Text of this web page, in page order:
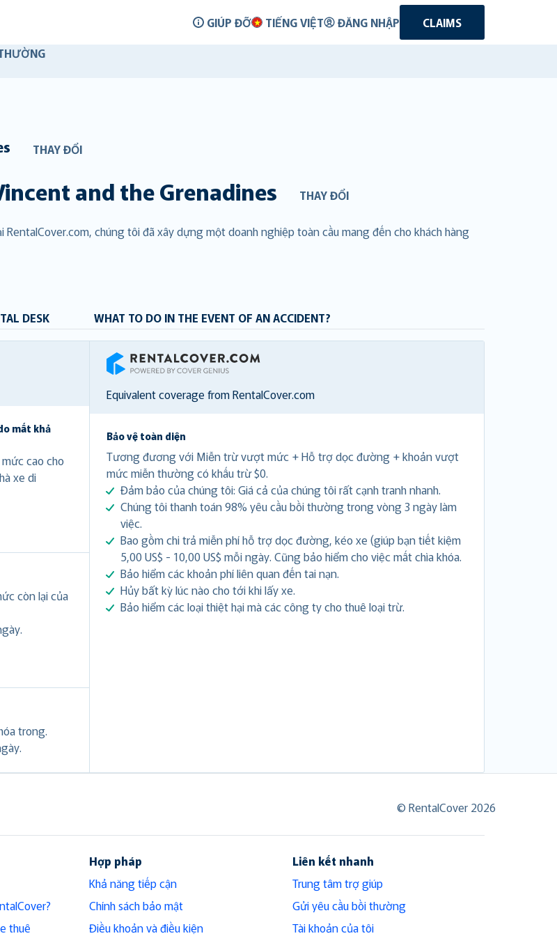
GIÚP ĐỠ TIẾNG VIỆT ĐĂNG NHẬP
CLAIMS
THAY ĐỔI
and the Grenadines THAY ĐỔI
chúng tôi đã xây dựng một doanh nghiệp toàn cầu mang đến cho khách hàng
DESK WHAT TO DO IN THE EVENT OF AN ACCIDENT?
mất khả
cao cho
xe di
còn lại của
trong.
RentalCover
Equivalent coverage from RentalCover.com
Bảo vệ toàn diện
Tương đương với Miễn trừ vượt mức + Hỗ trợ dọc đường + khoản vượt
mức miễn thường có khấu trừ $0.
Đảm bảo của chúng tôi: Giá cả của chúng tôi rất cạnh tranh nhanh.
Chúng tôi thanh toán 98% yêu cầu bồi thường trong vòng 3 ngày làm
việc.
Bao gồm chi trả miễn phí hỗ trợ dọc đường, kéo xe (giúp bạn tiết kiệm
5,00 US$ - 10,00 US$ mỗi ngày. Cũng bảo hiểm cho việc mất chìa khóa.
Bảo hiểm các khoản phí liên quan đến tai nạn.
Hủy bất kỳ lúc nào cho tới khi lấy xe.
Bảo hiểm các loại thiệt hại mà các công ty cho thuê loại trừ.
© RentalCover 2026
thuê
Hợp pháp
Khả năng tiếp cận
Chính sách bảo mật
Điều khoản và điều kiện
Liên kết nhanh
Trung tâm trợ giúp
Gửi yêu cầu bồi thường
Tài khoản của tôi